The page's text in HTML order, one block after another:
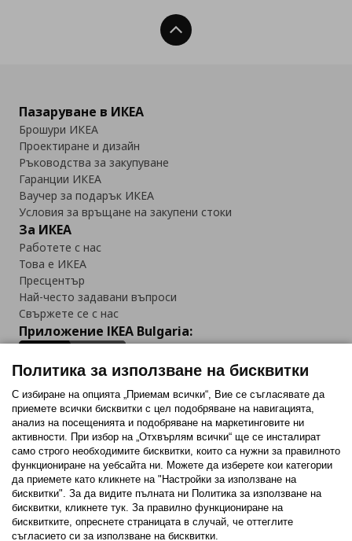
Нагоре
Пазаруване в ИКЕА
Брошури ИКЕА
Проектиране и дизайн
Ръководства за закупуване
Гаранции ИКЕА
Ваучер за подарък ИКЕА
Условия за връщане на закупени стоки
За ИКЕА
Работете с нас
Това е ИКЕА
Пресцентър
Най-често задавани въпроси
Свържете се с нас
Приложение IKEA Bulgaria:
Последвайте ни:
FacebookTwitterYoutubePinterestInstagram
Политика за използване на бисквитки
С избиране на опцията „Приемам всички“, Вие се съгласявате да
приемете всички бисквитки с цел подобряване на навигацията,
анализ на посещенията и подобряване на маркетинговите ни
активности. При избор на „Отхвърлям всички“ ще се инсталират
само строго необходимитe бисквитки, които са нужни за правилното
функциониране на уебсайта ни. Можете да изберете кои категории
да приемете като кликнете на "Настройки за използване на
бисквитки". За да видите пълната ни Политика за използване на
бисквитки, кликнете тук. За правилно функциониране на
бисквитките, опреснете страницата в случай, че оттеглите
съгласието си за използване на бисквитки.